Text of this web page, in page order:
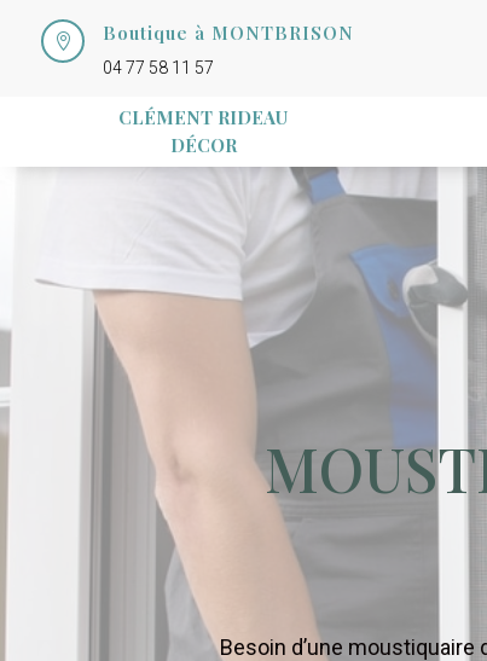
 Boutique à MONTBRISON
04 77 58 11 57
CLÉMENT RIDEAU
DÉCOR
Besoin d’une